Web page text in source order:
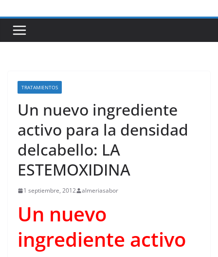
TRATAMIENTOS
Un nuevo ingrediente
activo para la densidad
delcabello: LA
ESTEMOXIDINA
1 septiembre, 2012 almeriasabor
Un nuevo
ingrediente activo